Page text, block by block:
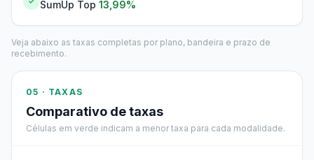
SumUp Top 13,99%
Veja abaixo as taxas completas por plano, bandeira e prazo de
recebimento.
05 · TAXAS
Comparativo de taxas
Células em verde indicam a menor taxa para cada modalidade.